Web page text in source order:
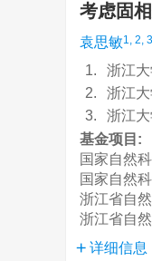
考虑固
袁思敏1, 2, 3
1.
浙江
2.
浙江
3.
浙江
基金项目:
国家自然
国家自然
浙江省自
浙江省自
详细信息